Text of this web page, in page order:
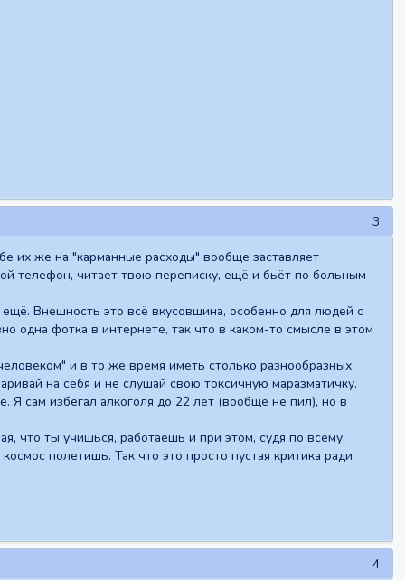
3
их же на "карманные расходы" вообще заставляет
телефон, читает твою переписку, ещё и бьёт по больным
Внешность это всё вкусовщина, особенно для людей с
одна фотка в интернете, так что в каком-то смысле в этом
и в то же время иметь столько разнообразных
на себя и не слушай свою токсичную маразматичку.
Я сам избегал алкоголя до 22 лет (вообще не пил), но в
что ты учишься, работаешь и при этом, судя по всему,
полетишь. Так что это просто пустая критика ради
4